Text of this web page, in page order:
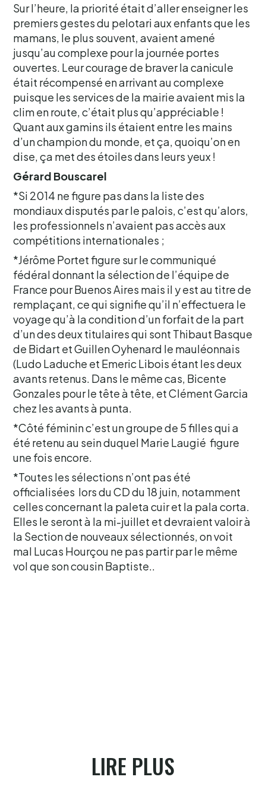
Sur l’heure, la priorité était d’aller enseigner les
premiers gestes du pelotari aux enfants que les
mamans, le plus souvent, avaient amené
jusqu’au complexe pour la journée portes
ouvertes. Leur courage de braver la canicule
était récompensé en arrivant au complexe
puisque les services de la mairie avaient mis la
clim en route, c’était plus qu’appréciable !
Quant aux gamins ils étaient entre les mains
d’un champion du monde, et ça, quoiqu’on en
dise, ça met des étoiles dans leurs yeux !
Gérard Bouscarel
*Si 2014 ne figure pas dans la liste des
mondiaux disputés par le palois, c’est qu’alors,
les professionnels n’avaient pas accès aux
compétitions internationales ;
*Jérôme Portet figure sur le communiqué
fédéral donnant la sélection de l’équipe de
France pour Buenos Aires mais il y est au titre de
remplaçant, ce qui signifie qu’il n’effectuera le
voyage qu’à la condition d’un forfait de la part
d’un des deux titulaires qui sont Thibaut Basque
de Bidart et Guillen Oyhenard le mauléonnais
(Ludo Laduche et Emeric Libois étant les deux
avants retenus. Dans le même cas, Bicente
Gonzales pour le tête à tête, et Clément Garcia
chez les avants à punta.
*Côté féminin c’est un groupe de 5 filles qui a
été retenu au sein duquel Marie Laugié figure
une fois encore.
*Toutes les sélections n’ont pas été
officialisées lors du CD du 18 juin, notamment
celles concernant la paleta cuir et la pala corta.
Elles le seront à la mi-juillet et devraient valoir à
la Section de nouveaux sélectionnés, on voit
mal Lucas Hourçou ne pas partir par le même
vol que son cousin Baptiste..
LIRE PLUS